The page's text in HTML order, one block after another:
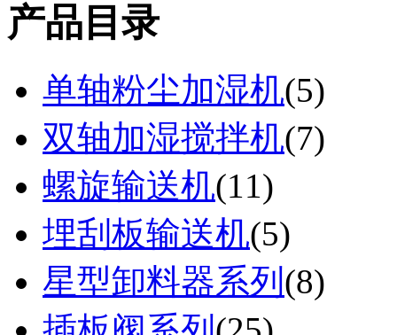
产品目录
单轴粉尘加湿机(5)
双轴加湿搅拌机(7)
螺旋输送机(11)
埋刮板输送机(5)
星型卸料器系列 (8)